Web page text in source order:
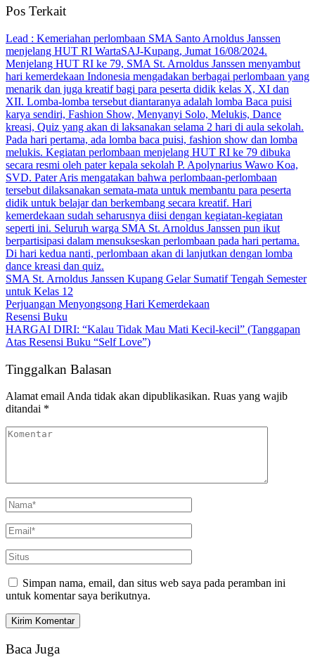
Pos Terkait
Lead : Kemeriahan perlombaan SMA Santo Arnoldus Janssen
menjelang HUT RI WartaSAJ-Kupang, Jumat 16/08/2024.
Menjelang HUT RI ke 79, SMA St. Arnoldus Janssen menyambut
hari kemerdekaan Indonesia mengadakan berbagai perlombaan yang
menarik dan juga kreatif bagi para peserta didik kelas X, XI dan
XII. Lomba-lomba tersebut diantaranya adalah lomba Baca puisi
karya sendiri, Fashion Show, Menyanyi Solo, Melukis, Dance
kreasi, Quiz yang akan di laksanakan selama 2 hari di aula sekolah.
Pada hari pertama, ada lomba baca puisi, fashion show dan lomba
melukis. Kegiatan perlombaan menjelang HUT RI ke 79 dibuka
secara resmi oleh pater kepala sekolah P. Apolynarius Wawo Koa,
SVD. Pater Aris mengatakan bahwa perlombaan-perlombaan
tersebut dilaksanakan semata-mata untuk membantu para peserta
didik untuk belajar dan berkembang secara kreatif. Hari
kemerdekaan sudah seharusnya diisi dengan kegiatan-kegiatan
seperti ini. Seluruh warga SMA St. Arnoldus Janssen pun ikut
berpartisipasi dalam mensukseskan perlombaan pada hari pertama.
Di hari kedua nanti, perlombaan akan di lanjutkan dengan lomba
dance kreasi dan quiz.
SMA St. Arnoldus Janssen Kupang Gelar Sumatif Tengah Semester
untuk Kelas 12
Perjuangan Menyongsong Hari Kemerdekaan
Resensi Buku
HARGAI DIRI: “Kalau Tidak Mau Mati Kecil-kecil” (Tanggapan
Atas Resensi Buku “Self Love”)
Tinggalkan Balasan
Alamat email Anda tidak akan dipublikasikan. Ruas yang wajib
ditandai *
Simpan nama, email, dan situs web saya pada peramban ini
untuk komentar saya berikutnya.
Baca Juga